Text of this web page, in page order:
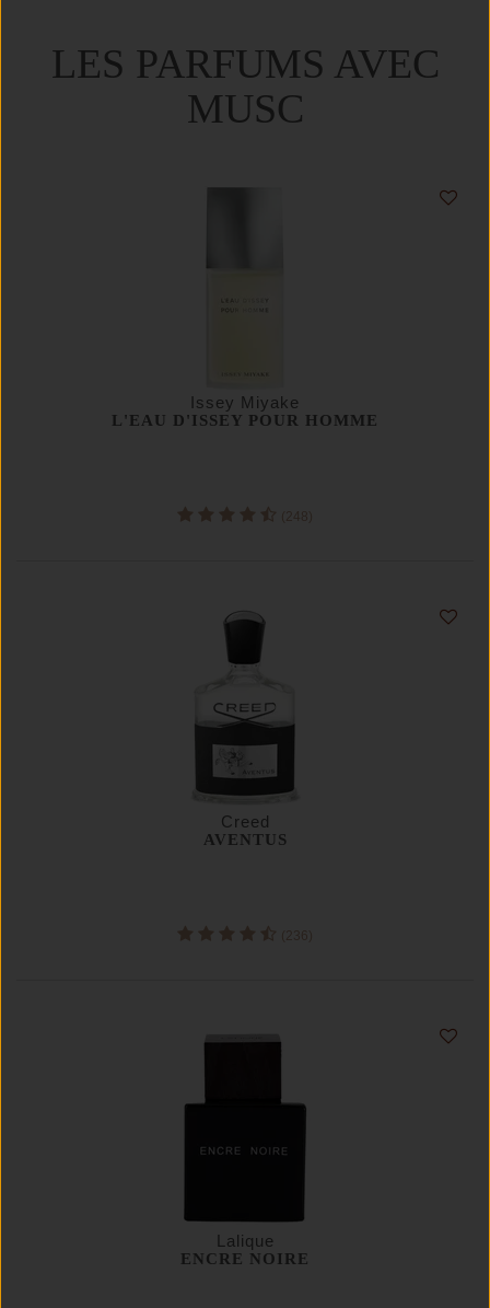
LES PARFUMS AVEC
MUSC
Issey Miyake
L'EAU D'ISSEY POUR HOMME
(248)
Creed
AVENTUS
(236)
Lalique
ENCRE NOIRE